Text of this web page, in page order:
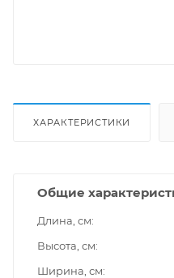
ХАРАКТЕРИСТИКИ
Общие
Длина, см
Высота, см
Ширина, см